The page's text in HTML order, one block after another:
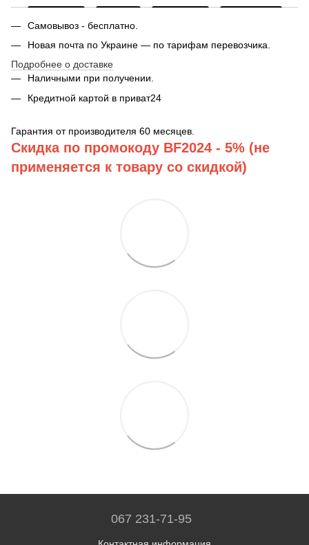
Самовывоз - бесплатно.
Новая почта по Украине — по тарифам перевозчика.
Подробнее о доставке
Наличными при получении.
Кредитной картой в приват24
Гарантия от производителя 60 месяцев.
Скидка по промокоду BF2024 - 5% (не
применяется к товару со скидкой)
067 231-71-95